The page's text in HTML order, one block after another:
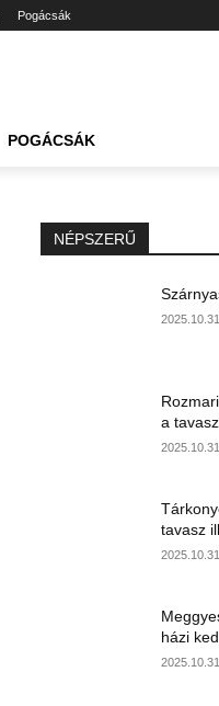
Pogácsák
POGÁCSÁK
NÉPSZERŰ
2025.10.31.
a
2025.10.31.
tavasz
2025.10.31.
házi
2025.10.31.